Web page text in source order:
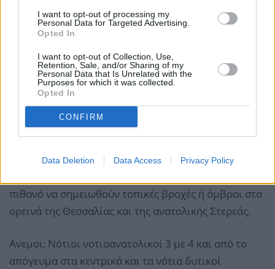
I want to opt-out of processing my
Personal Data for Targeted Advertising.
Opted In
I want to opt-out of Collection, Use,
Retention, Sale, and/or Sharing of my
Personal Data that Is Unrelated with the
Purposes for which it was collected.
Opted In
CONFIRM
Data Deletion Data Access Privacy Policy
ώρες δυτικοί βορειοδυτικοί 4 με 5 μποφόρ.
Θερμοκρασία: Από 14 έως 26 με 27 βαθμούς
Κελσίου. Στο εσωτερικό της Ηπείρου 3 με 4 βαθμούς
χαμηλότερη.
ΘΕΣΣΑΛΙΑ, ΑΝΑΤΟΛΙΚΗ ΣΤΕΡΕΑ, ΕΥΒΟΙΑ,
ΑΝΑΤΟΛΙΚΗ ΠΕΛΟΠΟΝΝΗΣΟΣ
Καιρός: Αραιές νεφώσεις παροδικά πιο πυκνές τις
πιθανό να σημειωθούν τοπικές βροχές ή όμβροι στα
ορεινά της Θεσσαλίας και της ανατολικής Στερεάς.
Ανεμοι: Νότιοι νοτιοανατολικοί 3 με 4 και από το
απόγευμα στα κεντρικά και τα νότια δυτικοί